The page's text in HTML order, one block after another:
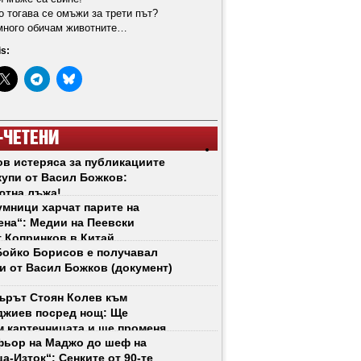
тогава се омъжи за трети път?
обичам животните…
истеряса за публикациите
от Васил Божков:
лъжа!
харчат парите на
Медии на Пеевски
Копринков в Китай
Борисов е получавал
от Васил Божков (документ)
Стоян Колев към
посред нощ: Ще
картечницата и ще променя
рязко!на Маджо до шеф на
Изток“: Сенките от 90-те